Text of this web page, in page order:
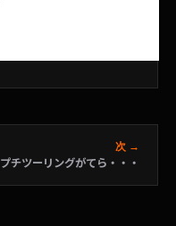
次 →
プチツーリングがてら・・・